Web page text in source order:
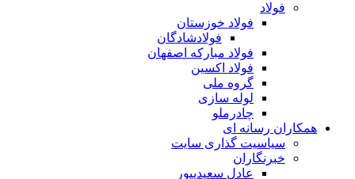
فولاد
فولاد خوزستان
فولادشادگان
فولاد مبارکه اصفهان
فولاد اکسین
گروه ملی
لوله سازی
چادرملو
همکاران رسانه ای
سیاسیت گذاری سایت
خبرنگاران
عادل سعیدیپور